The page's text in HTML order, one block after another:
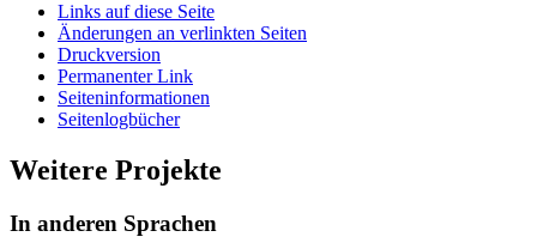
Links auf diese Seite
Änderungen an verlinkten Seiten
Druckversion
Permanenter Link
Seiten­­informationen
Seitenlogbücher
Weitere Projekte
In anderen Sprachen